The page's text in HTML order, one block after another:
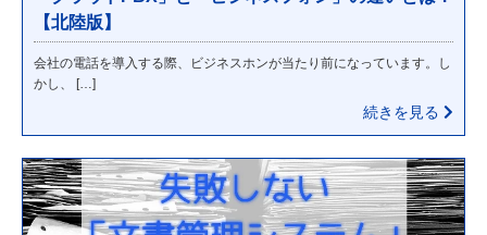
【北陸版】
会社の電話を導入する際、ビジネスホンが当たり前になっています。し
かし、 […]
続きを見る